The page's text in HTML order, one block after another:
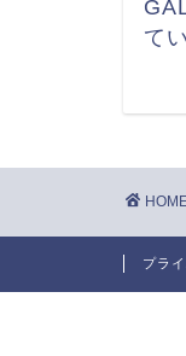
て
プラ